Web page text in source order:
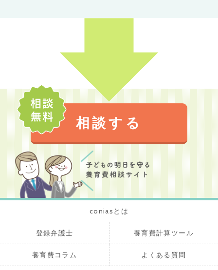
相談する
coniasとは
登録弁護士 養育費計算ツール
養育費コラム よくある質問